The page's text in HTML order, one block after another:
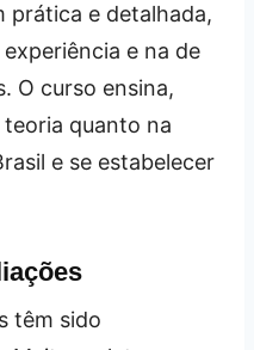
prática e detalhada,
e na de
O curso ensina,
quanto na
e se estabelecer
têm sido